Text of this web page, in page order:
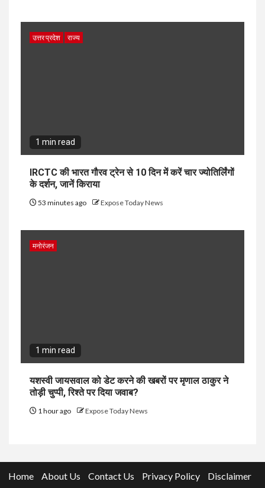
उत्तर प्रदेश राज्य
1 min read
IRCTC की भारत गौरव ट्रेन से 10 दिन में करें चार ज्योतिर्लिंगों
के दर्शन, जानें किराया
53 minutes ago Expose Today News
मनोरंजन
1 min read
यशस्वी जायसवाल को डेट करने की खबरों पर मृणाल ठाकुर ने
तोड़ी चुप्पी, रिश्ते पर दिया जवाब?
1 hour ago Expose Today News
Home About Us Contact Us Privacy Policy
Disclaimer